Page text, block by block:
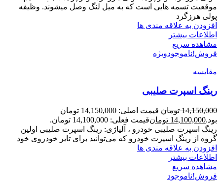
موقعیت تسمه هایی است که به میل لنگ وصل میشوند. وظیفه
پولی هرزگرد
افزودن به علاقه مندی ها
اطلاعات بیشتر
مشاهده سریع
فروش!ناموجودویژه
مقایسه
رینگ اسپرت صلیبی
14,150,000 تومان
قیمت اصلی: 14,150,000 تومان
بود.14,100,000 تومانقیمت فعلی: 14,100,000 تومان.
رینگ اسپرت صلیبی خودرو ، آلیاژی: رینگ اسپرت صلیبی اولین
گروه از رینگ اسپرت خودرو که می‌توانید برای تایر خودروی خود
افزودن به علاقه مندی ها
اطلاعات بیشتر
مشاهده سریع
فروش!ناموجود